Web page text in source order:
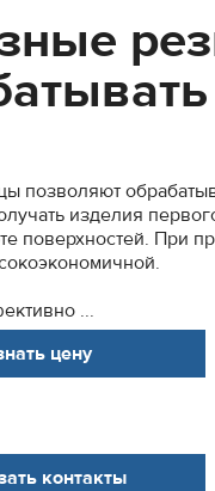
позволяют
изделия
поверхностей. При
...
цену
контакты